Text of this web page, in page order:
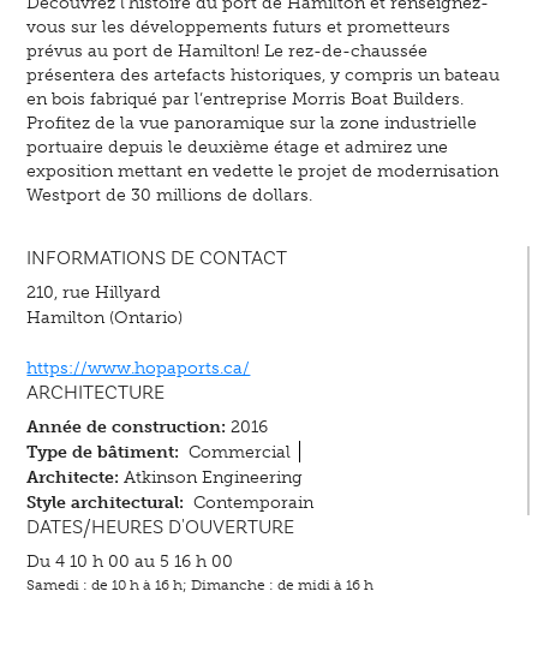
vous sur les développements futurs et prometteurs
prévus au port de Hamilton! Le rez-de-chaussée
présentera des artefacts historiques, y compris un bateau
en bois fabriqué par l’entreprise Morris Boat Builders.
Profitez de la vue panoramique sur la zone industrielle
portuaire depuis le deuxième étage et admirez une
exposition mettant en vedette le projet de modernisation
Westport de 30 millions de dollars.
INFORMATIONS DE CONTACT
210, rue Hillyard
Hamilton (Ontario)
https://www.hopaports.ca/
ARCHITECTURE
Année de construction: 2016
Type de bâtiment: Commercial
Architecte: Atkinson Engineering
Style architectural: Contemporain
DATES/HEURES D'OUVERTURE
Du 4 10 h 00 au 5 16 h 00
Samedi : de 10 h à 16 h; Dimanche : de midi à 16 h